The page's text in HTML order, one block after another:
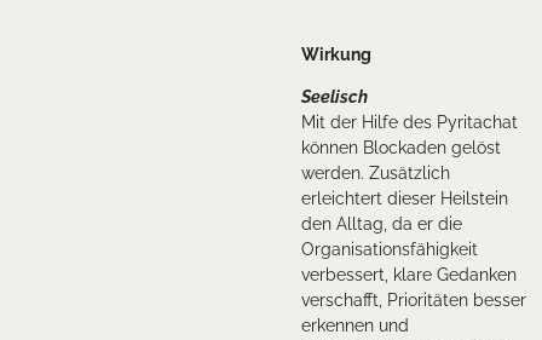
Wirkung
Seelisch
Mit der Hilfe des Pyritachat
können Blockaden gelöst
werden. Zusätzlich
erleichtert dieser Heilstein
den Alltag, da er die
Organisationsfähigkeit
verbessert, klare Gedanken
verschafft, Prioritäten besser
erkennen und